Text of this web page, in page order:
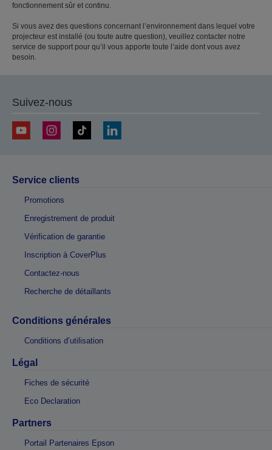
fonctionnement sûr et continu.
Si vous avez des questions concernant l’environnement dans lequel votre
projecteur est installé (ou toute autre question), veuillez contacter notre
service de support pour qu’il vous apporte toute l’aide dont vous avez
besoin.
Suivez-nous
Service clients
Promotions
Enregistrement de produit
Vérification de garantie
Inscription à CoverPlus
Contactez-nous
Recherche de détaillants
Conditions générales
Conditions d’utilisation
Légal
Fiches de sécurité
Eco Declaration
Partners
Portail Partenaires Epson